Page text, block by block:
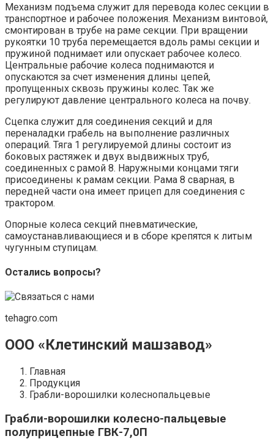
Механизм подъема служит для перевода колес секции в
транспортное и рабочее положения. Механизм винтовой,
смонтирован в трубе на раме секции. При вращении
рукоятки 10 труба перемещается вдоль рамы секции и
пружиной поднимает или опускает рабочее колесо.
Центральные рабочие колеса поднимаются и
опускаются за счет изменения длины цепей,
пропущенных сквозь пружины колес. Так же
регулируют давление центрального колеса на почву.
Сцепка служит для соединения секций и для
переналадки грабель на выполнение различных
операций. Тяга 1 регулируемой длины состоит из
боковых растяжек и двух выдвижных труб,
соединенных с рамой 8. Наружными концами тяги
присоединены к рамам секции. Рама 8 сварная, в
передней части она имеет прицеп для соединения с
трактором.
Опорные колеса секций пневматические,
самоустанавливающиеся и в сборе крепятся к литым
чугунным ступицам.
Остались вопросы?
tehagro.com
ООО «Клетинский машзавод»
Главная
Продукция
Грабли-ворошилки колеснопальцевые
Грабли-ворошилки колесно-пальцевые
полуприцепные ГВК-7,0П